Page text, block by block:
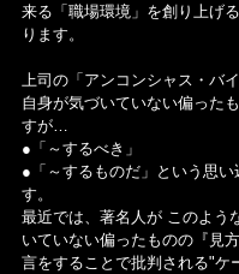
来る「職場環境」を創り上げ
ります。
上司の「アンコンシャス・バ
自身が気づいていない偏った
すが…
●「～するべき」
●「～するものだ」という思
す。
最近では、著名人が このよう
いていない偏ったものの『見
言をすることで批判される"ケ